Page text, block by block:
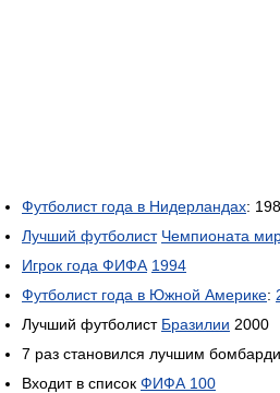
Футболист года в Нидерландах:
Лучший футболист Чемпионата
Игрок года ФИФА 1994
Футболист года в Южной Америке:
Лучший футболист Бразилии 2000
7 раз становился лучшим
Входит в список ФИФА 100